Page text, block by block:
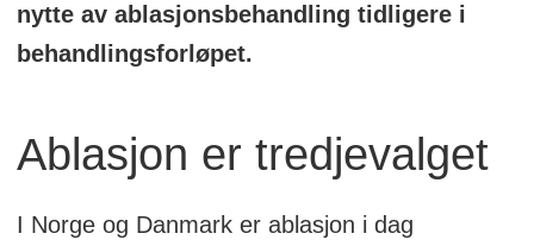
nytte av ablasjonsbehandling tidligere i
behandlingsforløpet.
Ablasjon er tredjevalget
I Norge og Danmark er ablasjon i dag